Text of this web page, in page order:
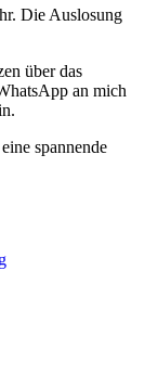
Die Auslosung
über das
an mich
spannende